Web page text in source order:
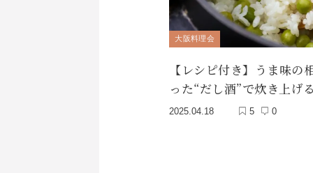
大阪料理会
【レシピ付き】うま味の
った“だし酒”で炊き上げ
2025.04.18 5 0